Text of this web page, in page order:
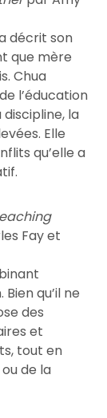
décrit son
que mère
Chua
l’éducation
la
Elle
qu’elle a
Fay et
qu’il ne
des
et
tout en
de la